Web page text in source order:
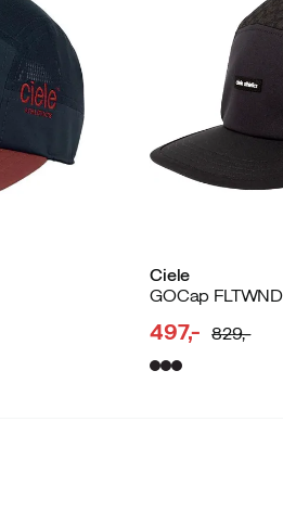
Ciele
discounted
price
497,-
original
price
829,-